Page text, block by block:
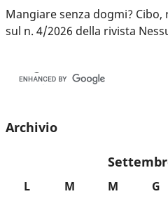
Mangiare senza dogmi?
sul n. 4/2026 della rivista
Archivio
L M M G